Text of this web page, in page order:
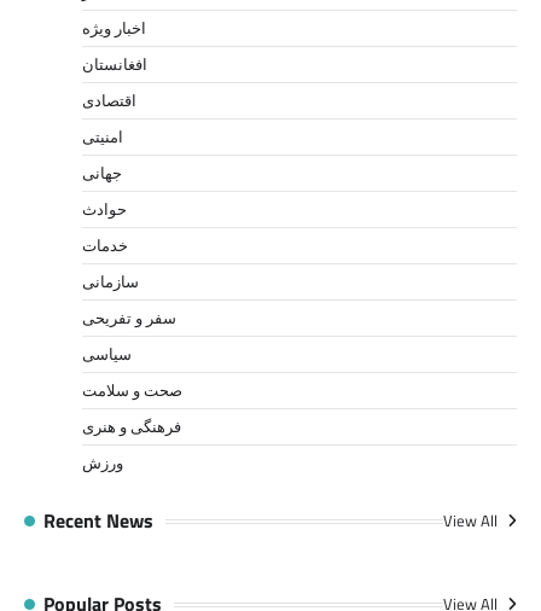
اخبار ویژه
افغانستان
اقتصادی
امنیتی
جهانی
حوادث
خدمات
سازمانی
سفر و تفریحی
سیاسی
صحت و سلامت
فرهنگی و هنری
ورزش
Recent News View All
Popular Posts View All